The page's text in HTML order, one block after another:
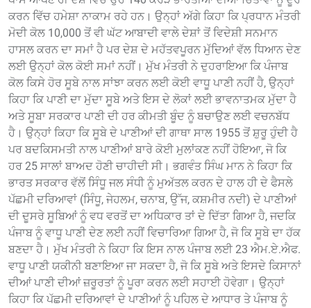
ਕਰਨ ਵਿੱਚ ਹਮੇਸ਼ਾ ਨਾਕਾਮ ਰਹੇ ਹਨ। ਉਨ੍ਹਾਂ ਅੱਗੇ ਕਿਹਾ ਕਿ ਪ੍ਰਧਾਨ ਮੰਤਰੀ
ਮੋਦੀ ਕੋਲ 10,000 ਤੋਂ ਵੀ ਘੱਟ ਆਬਾਦੀ ਵਾਲੇ ਦੇਸ਼ਾਂ ਤੋਂ ਵਿਦੇਸ਼ੀ ਸਨਮਾਨ
ਹਾਸਲ ਕਰਨ ਦਾ ਸਮਾਂ ਹੈ ਪਰ ਦੇਸ਼ ਦੇ ਮਹੱਤਵਪੂਰਨ ਮੁੱਦਿਆਂ ਵੱਲ ਧਿਆਨ ਦੇਣ
ਲਈ ਉਨ੍ਹਾਂ ਕੋਲ ਕੋਈ ਸਮਾਂ ਨਹੀਂ। ਮੁੱਖ ਮੰਤਰੀ ਨੇ ਦੁਹਰਾਇਆ ਕਿ ਪੰਜਾਬ
ਕੋਲ ਕਿਸੇ ਹੋਰ ਸੂਬੇ ਨਾਲ ਸਾਂਝਾ ਕਰਨ ਲਈ ਕੋਈ ਵਾਧੂ ਪਾਣੀ ਨਹੀਂ ਹੈ, ਉਨ੍ਹਾਂ
ਕਿਹਾ ਕਿ ਪਾਣੀ ਦਾ ਮੁੱਦਾ ਸੂਬੇ ਅਤੇ ਇਸ ਦੇ ਲੋਕਾਂ ਲਈ ਭਾਵਨਾਤਮਕ ਮੁੱਦਾ ਹੈ
ਅਤੇ ਸੂਬਾ ਸਰਕਾਰ ਪਾਣੀ ਦੀ ਹਰ ਕੀਮਤੀ ਬੂੰਦ ਨੂੰ ਬਚਾਉਣ ਲਈ ਵਚਨਬੱਧ
ਹੈ। ਉਨ੍ਹਾਂ ਕਿਹਾ ਕਿ ਸੂਬੇ ਦੇ ਪਾਣੀਆਂ ਦੀ ਗਾਥਾ ਸਾਲ 1955 ਤੋਂ ਸ਼ੁਰੂ ਹੁੰਦੀ ਹੈ
ਪਰ ਬਦਕਿਸਮਤੀ ਨਾਲ ਪਾਣੀਆਂ ਬਾਰੇ ਕੋਈ ਮੁਲਾਂਕਣ ਨਹੀਂ ਹੋਇਆ, ਜੋ ਕਿ
ਹਰ 25 ਸਾਲਾਂ ਬਾਅਦ ਹੋਣੀ ਚਾਹੀਦੀ ਸੀ। ਭਗਵੰਤ ਸਿੰਘ ਮਾਨ ਨੇ ਕਿਹਾ ਕਿ
ਭਾਰਤ ਸਰਕਾਰ ਵੱਲੋਂ ਸਿੰਧੂ ਜਲ ਸੰਧੀ ਨੂੰ ਮੁਅੱਤਲ ਕਰਨ ਦੇ ਹਾਲ ਹੀ ਦੇ ਫੈਸਲੇ
ਪੱਛਮੀ ਦਰਿਆਵਾਂ (ਸਿੰਧੂ, ਜੇਹਲਮ, ਚਨਾਬ, ਉੱਜ, ਕਸ਼ਮੀਰ ਨਦੀ) ਦੇ ਪਾਣੀਆਂ
ਦੀ ਦੂਸਰੇ ਸੂਬਿਆਂ ਨੂੰ ਵਧ ਵਰਤੋਂ ਦਾ ਅਧਿਕਾਰ ਤਾਂ ਦੇ ਦਿੱਤਾ ਗਿਆ ਹੈ, ਜਦਕਿ
ਪੰਜਾਬ ਨੂੰ ਵਾਧੂ ਪਾਣੀ ਦੇਣ ਲਈ ਨਹੀਂ ਵਿਚਾਰਿਆ ਗਿਆ ਹੈ, ਜੋ ਕਿ ਸੂਬੇ ਦਾ ਹੱਕ
ਬਣਦਾ ਹੈ। ਮੁੱਖ ਮੰਤਰੀ ਨੇ ਕਿਹਾ ਕਿ ਇਸ ਨਾਲ ਪੰਜਾਬ ਲਈ 23 ਐਮ.ਏ.ਐਫ.
ਵਾਧੂ ਪਾਣੀ ਯਕੀਨੀ ਬਣਾਇਆ ਜਾ ਸਕਦਾ ਹੈ, ਜੋ ਕਿ ਸੂਬੇ ਅਤੇ ਇਸਦੇ ਕਿਸਾਨਾਂ
ਦੀਆਂ ਪਾਣੀ ਦੀਆਂ ਜ਼ਰੂਰਤਾਂ ਨੂੰ ਪੂਰਾ ਕਰਨ ਲਈ ਸਹਾਈ ਹੋਵੇਗਾ। ਉਨ੍ਹਾਂ
ਕਿਹਾ ਕਿ ਪੱਛਮੀ ਦਰਿਆਵਾਂ ਦੇ ਪਾਣੀਆਂ ਨੂੰ ਪਹਿਲ ਦੇ ਆਧਾਰ ਤੇ ਪੰਜਾਬ ਨੂੰ